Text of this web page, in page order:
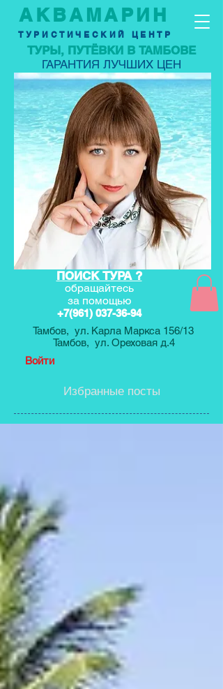
АКВАМАРИН
ТУРИСТИЧЕСКИЙ ЦЕНТР
ТУРЫ, ПУТЁВКИ В ТАМБОВЕ
ГАРАНТИЯ ЛУЧШИХ ЦЕН
ПОИСК ТУРА ?
обращайтесь
за помощью
+7(961) 037-36-94
Тамбов, ул. Карла Маркса 156/13
Тамбов, ул. Ореховая д.4
Войти
Избранные посты